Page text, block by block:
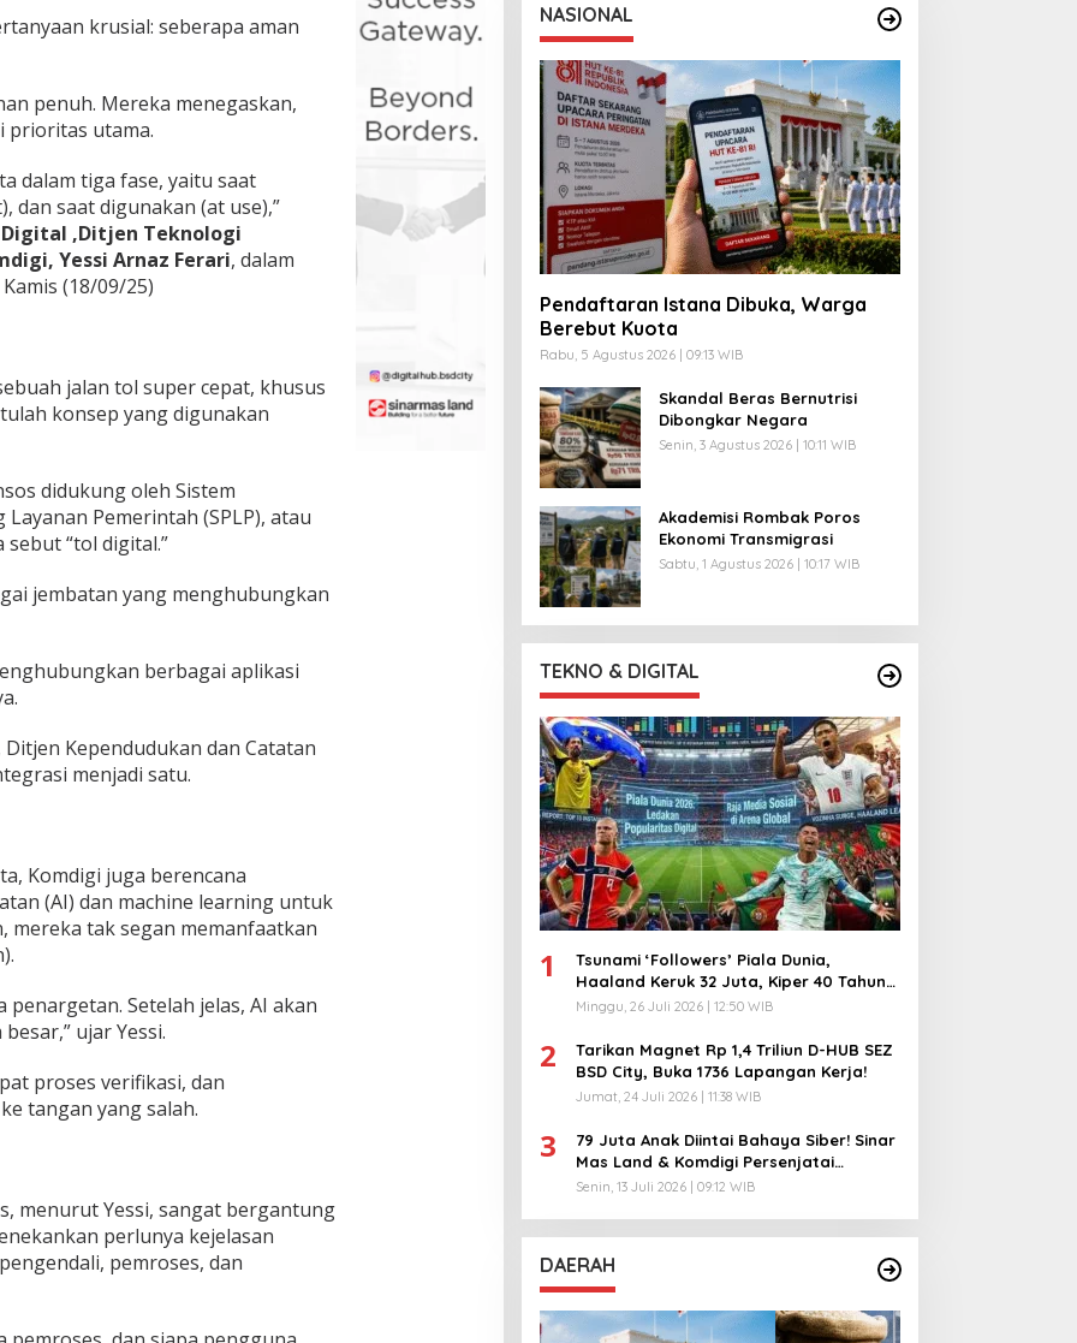
krusial: seberapa aman
penuh. Mereka menegaskan,
prioritas utama.
dalam tiga fase, yaitu saat
dan saat digunakan (at use),”
,Ditjen Teknologi
Yessi Arnaz Ferari, dalam
(18/09/25)
jalan tol super cepat, khusus
konsep yang digunakan
didukung oleh Sistem
Pemerintah (SPLP), atau
sebut “tol digital.”
jembatan yang menghubungkan
berbagai aplikasi
Kependudukan dan Catatan
menjadi satu.
Komdigi juga berencana
(AI) dan machine learning untuk
mereka tak segan memanfaatkan
Setelah jelas, AI akan
ujar Yessi.
proses verifikasi, dan
tangan yang salah.
menurut Yessi, sangat bergantung
perlunya kejelasan
pemroses, dan
NASIONAL
Pendaftaran Istana Dibuka, Warga
Berebut Kuota
Rabu, 5 Agustus 2026 | 09:13 WIB
Skandal Beras Bernutrisi
Dibongkar Negara
Senin, 3 Agustus 2026 | 10:11 WIB
Akademisi Rombak Poros
Ekonomi Transmigrasi
Sabtu, 1 Agustus 2026 | 10:17 WIB
TEKNO & DIGITAL
1
Tsunami ‘Followers’ Piala Dunia,
Haaland Keruk 32 Juta, Kiper 40 Tahun
Bikin Geger!
Minggu, 26 Juli 2026 | 12:50 WIB
2
Tarikan Magnet Rp 1,4 Triliun D-HUB SEZ
BSD City, Buka 1736 Lapangan Kerja!
Jumat, 24 Juli 2026 | 11:38 WIB
3
79 Juta Anak Diintai Bahaya Siber! Sinar
Mas Land & Komdigi Persenjatai
Ratusan Guru!
Senin, 13 Juli 2026 | 09:12 WIB
DAERAH